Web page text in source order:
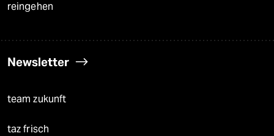
reingehen
Newsletter
team zukunft
taz frisch